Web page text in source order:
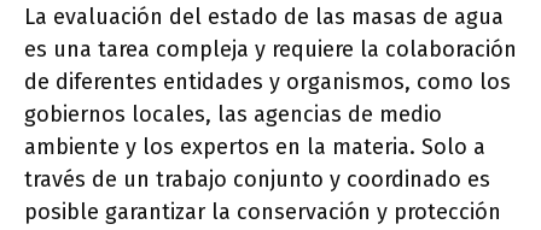
La evaluación del estado de las masas de agua
es una tarea compleja y requiere la colaboración
de diferentes entidades y organismos, como los
gobiernos locales, las agencias de medio
ambiente y los expertos en la materia. Solo a
través de un trabajo conjunto y coordinado es
posible garantizar la conservación y protección